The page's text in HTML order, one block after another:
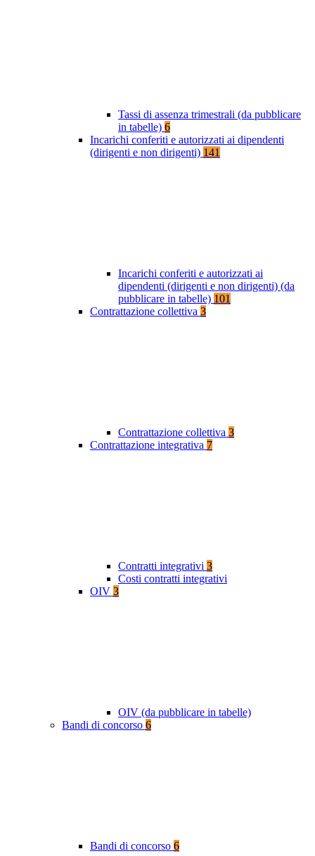
Tassi di assenza trimestrali (da pubblicare
in tabelle) 6
Incarichi conferiti e autorizzati ai dipendenti
(dirigenti e non dirigenti) 141
Incarichi conferiti e autorizzati ai
dipendenti (dirigenti e non dirigenti) (da
pubblicare in tabelle) 101
Contrattazione collettiva 3
Contrattazione collettiva 3
Contrattazione integrativa 7
Contratti integrativi 3
Costi contratti integrativi
OIV 3
OIV (da pubblicare in tabelle)
Bandi di concorso 6
Bandi di concorso 6